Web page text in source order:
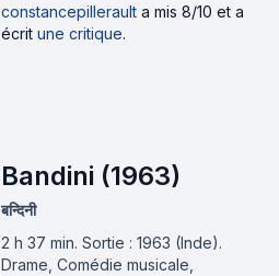
constancepillerault a mis 8/10 et a
écrit une critique.
Bandini (1963)
बन्दिनी
2 h 37 min. Sortie : 1963 (Inde).
Drame, Comédie musicale,